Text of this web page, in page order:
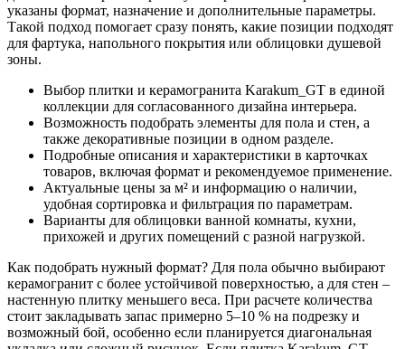
указаны формат, назначение и дополнительные параметры.
Такой подход помогает сразу понять, какие позиции подходят
для фартука, напольного покрытия или облицовки душевой
зоны.
Выбор плитки и керамогранита Karakum_GT в единой
коллекции для согласованного дизайна интерьера.
Возможность подобрать элементы для пола и стен, а
также декоративные позиции в одном разделе.
Подробные описания и характеристики в карточках
товаров, включая формат и рекомендуемое применение.
Актуальные цены за м² и информацию о наличии,
удобная сортировка и фильтрация по параметрам.
Варианты для облицовки ванной комнаты, кухни,
прихожей и других помещений с разной нагрузкой.
Как подобрать нужный формат? Для пола обычно выбирают
керамогранит с более устойчивой поверхностью, а для стен –
настенную плитку меньшего веса. При расчете количества
стоит закладывать запас примерно 5–10 % на подрезку и
возможный бой, особенно если планируется диагональная